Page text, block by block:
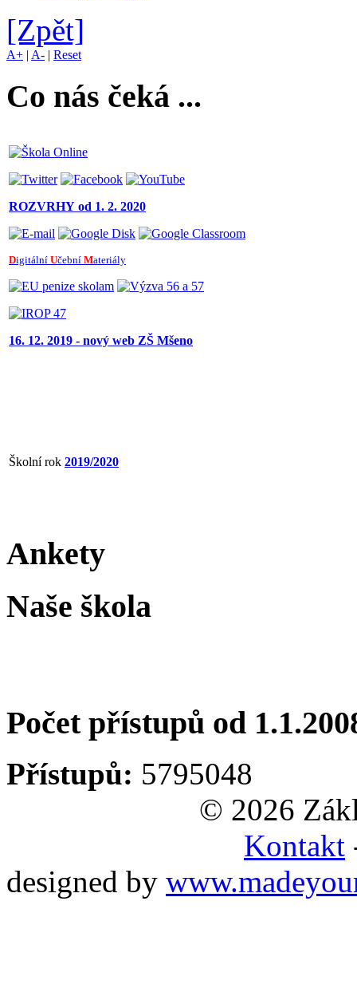
[Zpět]
A+ | A- | Reset
Co nás čeká ...
ROZVRHY od 1. 2. 2020
Digitální Učební Materiály
16. 12. 2019 - nový web ZŠ Mšeno
Školní rok 2019/2020
Ankety
Naše škola
Počet přístupů od
Přístupů: 5795048
© 2026
Kontakt
designed by